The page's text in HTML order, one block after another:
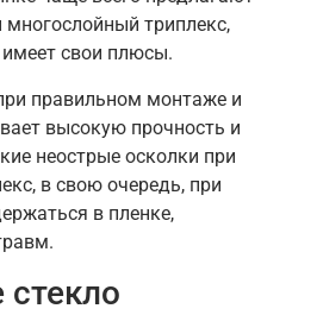
многослойный триплекс,
свои плюсы.
правильном монтаже и
высокую прочность и
неострые осколки при
в свою очередь, при
в пленке,
стекло